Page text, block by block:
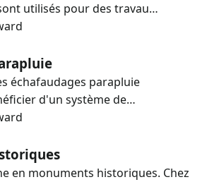
utilisés pour des travau…
échafaudages parapluie
d'un système de…
en monuments historiques. Chez